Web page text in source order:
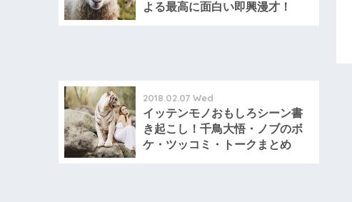
よる最高に面白い即興漫才！
2018.02.07 Wed
イッテンモノおもしろシーン書
き起こし！千鳥大悟・ノブのボ
ケ・ツッコミ・トークまとめ